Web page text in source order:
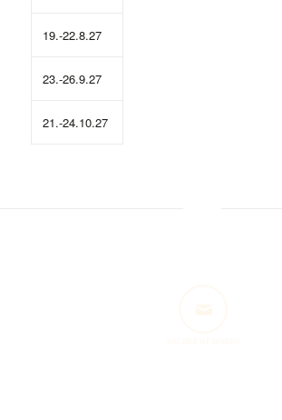
19.-22.8.27
23.-26.9.27
21.-24.10.27